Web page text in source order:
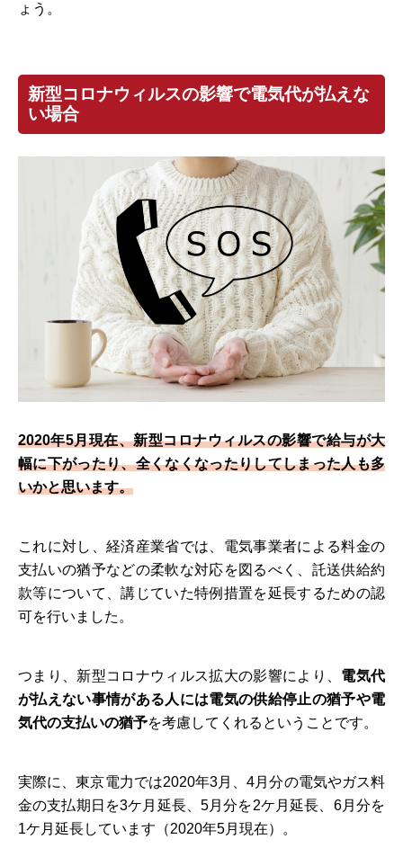
ょう。
新型コロナウィルスの影響で電気代が払えな
い場合
2020年5月現在、新型コロナウィルスの影響で給与が大
幅に下がったり、全くなくなったりしてしまった人も多
いかと思います。
これに対し、経済産業省では、電気事業者による料金の
支払いの猶予などの柔軟な対応を図るべく、託送供給約
款等について、講じていた特例措置を延長するための認
可を行いました。
つまり、新型コロナウィルス拡大の影響により、 電気代
が払えない事情がある人には電気の供給停止の猶予や電
気代の支払いの猶予を考慮してくれるということです。
実際に、東京電力では2020年3月、4月分の電気やガス料
金の支払期日を3ケ月延長、5月分を2ケ月延長、6月分を
1ケ月延長しています（2020年5月現在）。